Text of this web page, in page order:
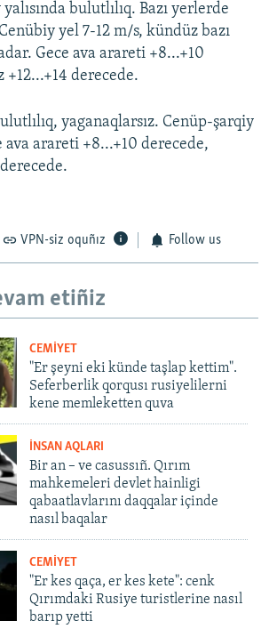
bulutlılıq. Bazı yerlerde
yel 7-12 m/s, kündüz bazı
Gece ava arareti +8...+10
derecede.
yaganaqlarsız. Cenüp-şarqiy
ava arareti +8...+10 derecede,
VPN-siz oquñız Follow us
etiñiz
CEMİYET
"Er şeyni eki künde taşlap kettim".
Seferberlik qorqusı rusiyelilerni
kene memleketten quva
İNSAN AQLARI
Bir an – ve casussıñ. Qırım
mahkemeleri devlet hainligi
qabaatlavlarını daqqalar içinde
nasıl baqalar
CEMİYET
"Er kes qaça, er kes kete": cenk
Qırımdaki Rusiye turistlerine nasıl
barıp yetti